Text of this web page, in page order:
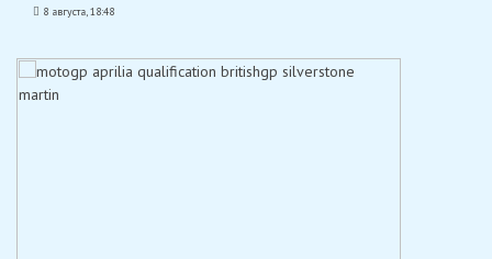
8 августа, 18:48